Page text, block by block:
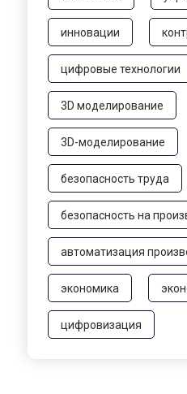
инновации
цифровые технологии
3D моделирование
3D-моделирование
безопасность труда
безопасность на
автоматизация
экономика
цифровизация